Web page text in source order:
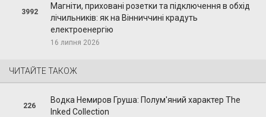
3992
Магніти, приховані розетки та підключення в обхід
лічильників: як на Вінниччині крадуть
електроенергію
16 липня 2026
ЧИТАЙТЕ ТАКОЖ
226
Водка Немиров Груша: Полум'яний характер The
Inked Collection